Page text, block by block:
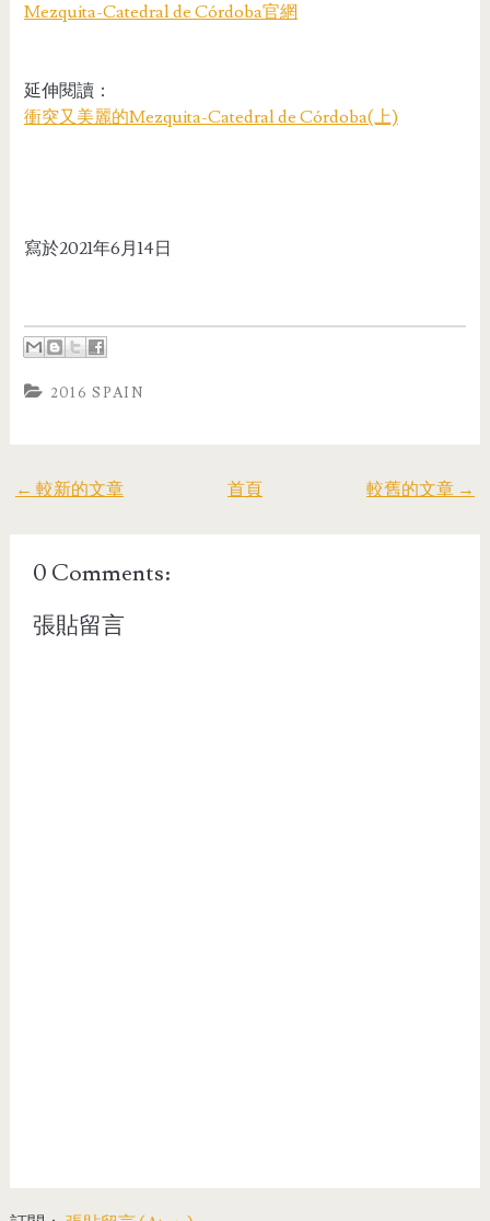
Mezquita-Catedral de Córdoba官網
延伸閱讀：
衝突又美麗的Mezquita-Catedral de Córdoba(上)
寫於2021年6月14日
2016 SPAIN
← 較新的文章 較舊的文章 →
首頁
0 Comments:
張貼留言